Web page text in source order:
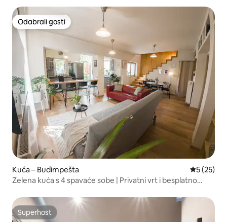
Odabrali gosti
Odabrali gosti
Kuća – Budimpešta Prosječna
5 (25)
Zelena kuća s 4 spavaće sobe | Privatni vrt i besplatno
Superhost
Superhost